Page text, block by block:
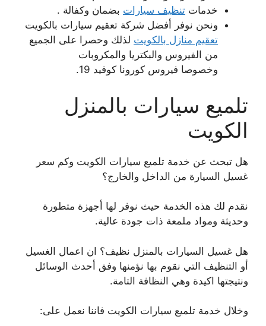
خدمات تنظيف سيارات بضمان وكفالة .
ونحن نوفر أفضل شركة تعقيم سيارات بالكويت
تعقيم منازل بالكويت لذلك وحصرا على الجميع
من الفيروس والبكتريا والمكروبات
وخصوصا فيروس كورونا كوفيد 19.
تلميع سيارات بالمنزل
الكويت
هل تبحث عن خدمة تلميع سيارات الكويت وكم سعر
غسيل السيارة من الداخل والخارج؟
نقدم لك هذه الخدمة حيث نوفر لها أجهزة متطورة
وحديثة ومواد ملمعة ذات جودة عالية.
هل غسيل السيارات بالمنزل نظيف؟ ان اعمال الغسيل
أو التنظيف التي نقوم بها نؤمنها وفق أحدث الوسائل
ونتيجتها اكيدة وهي النظافة التامة.
وخلال خدمة تلميع سيارات الكويت فاننا نعمل على: